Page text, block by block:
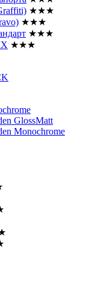
★★★
★★★
★★★
★★★
GlossMatt
Monochrome